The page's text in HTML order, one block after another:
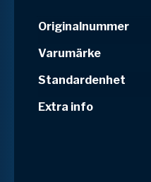
Originalnummer
Varumärke
Standardenhet
Extra info